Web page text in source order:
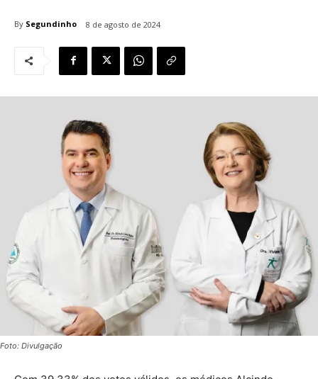
By Segundinho 8 de agosto de 2024
Foto: Divulgação